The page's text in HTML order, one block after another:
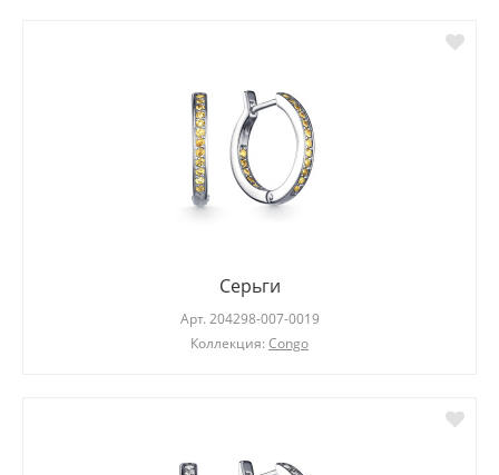
Серьги
Арт. 204298-007-0019
Коллекция: Congo